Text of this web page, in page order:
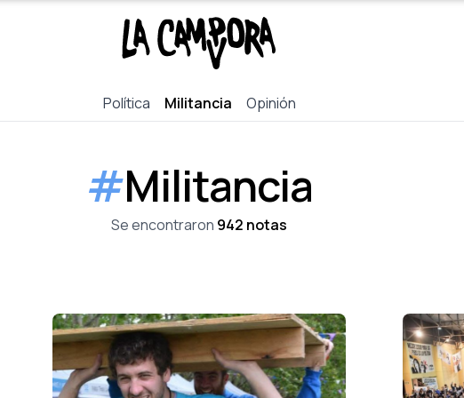
Política Militancia Opinión
#Militancia
Se encontraron 942 notas